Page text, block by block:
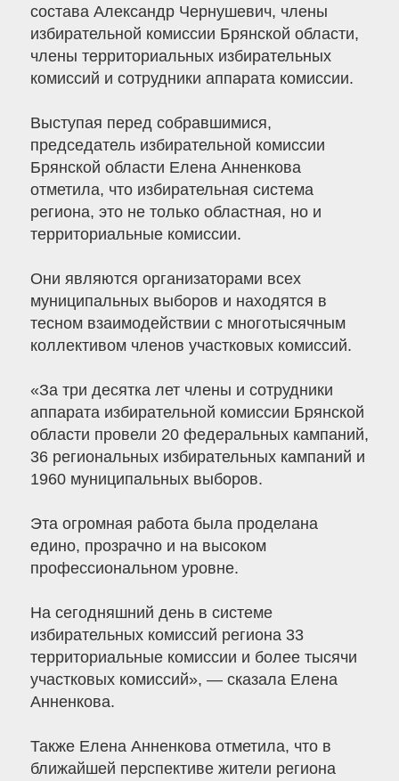
состава Александр Чернушевич, члены
избирательной комиссии Брянской области,
члены территориальных избирательных
комиссий и сотрудники аппарата комиссии.
Выступая перед собравшимися,
председатель избирательной комиссии
Брянской области Елена Анненкова
отметила, что избирательная система
региона, это не только областная, но и
территориальные комиссии.
Они являются организаторами всех
муниципальных выборов и находятся в
тесном взаимодействии с многотысячным
коллективом членов участковых комиссий.
«За три десятка лет члены и сотрудники
аппарата избирательной комиссии Брянской
области провели 20 федеральных кампаний,
36 региональных избирательных кампаний и
1960 муниципальных выборов.
Эта огромная работа была проделана
едино, прозрачно и на высоком
профессиональном уровне.
На сегодняшний день в системе
избирательных комиссий региона 33
территориальные комиссии и более тысячи
участковых комиссий», — сказала Елена
Анненкова.
Также Елена Анненкова отметила, что в
ближайшей перспективе жители региона